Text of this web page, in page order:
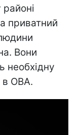
приватний
Вони
необхідну
в ОВА.